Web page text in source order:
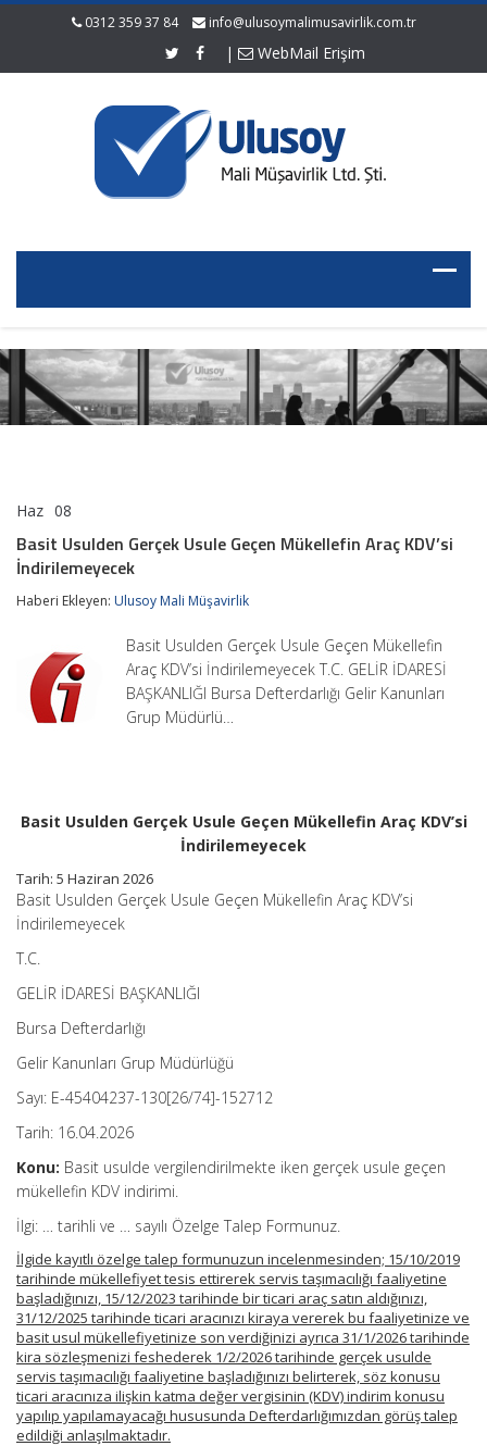
0312 359 37 84 info@ulusoymalimusavirlik.com.tr
| WebMail Erişim
Haz 08
Gerçek
Usule
Mükellefin
KDV’si
Basit Usulden Gerçek Usule Geçen Mükellefin Araç KDV’si
İndirilemeyecek
Haberi Ekleyen: Ulusoy Mali Müşavirlik
Basit Usulden Gerçek Usule Geçen Mükellefin
Araç KDV’si İndirilemeyecek T.C. GELİR İDARESİ
BAŞKANLIĞI Bursa Defterdarlığı Gelir Kanunları
Grup Müdürlü…
Basit Usulden Gerçek Usule Geçen Mükellefin Araç KDV’si
İndirilemeyecek
Tarih: 5 Haziran 2026
Basit Usulden Gerçek Usule Geçen Mükellefin Araç KDV’si
İndirilemeyecek
T.C.
GELİR İDARESİ BAŞKANLIĞI
Bursa Defterdarlığı
Gelir Kanunları Grup Müdürlüğü
Sayı: E-45404237-130[26/74]-152712
Tarih: 16.04.2026
Konu: Basit usulde vergilendirilmekte iken gerçek usule geçen
mükellefin KDV indirimi.
İlgi: … tarihli ve … sayılı Özelge Talep Formunuz.
İlgide kayıtlı özelge talep formunuzun incelenmesinden; 15/10/2019
tarihinde mükellefiyet tesis ettirerek servis taşımacılığı faaliyetine
başladığınızı, 15/12/2023 tarihinde bir ticari araç satın aldığınızı,
31/12/2025 tarihinde ticari aracınızı kiraya vererek bu faaliyetinize ve
basit usul mükellefiyetinize son verdiğinizi ayrıca 31/1/2026 tarihinde
kira sözleşmenizi feshederek 1/2/2026 tarihinde gerçek usulde
servis taşımacılığı faaliyetine başladığınızı belirterek, söz konusu
ticari aracınıza ilişkin katma değer vergisinin (KDV) indirim konusu
yapılıp yapılamayacağı hususunda Defterdarlığımızdan görüş talep
edildiği anlaşılmaktadır.